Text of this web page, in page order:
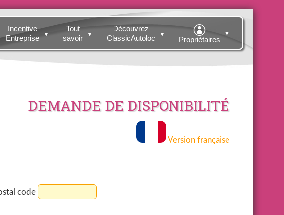
Incentive
Entreprise
▼
Tout
savoir
▼
Découvrez
ClassicAutoloc
▼
Propriétaires
▼
DEMANDE DE DISPONIBILITÉ
Version française
code